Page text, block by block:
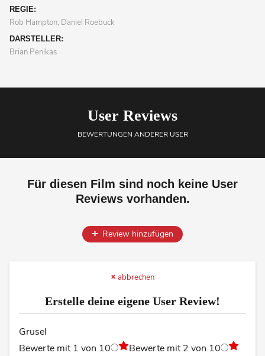
REGIE:
Rob Hampton, Daniel Roebuck
DARSTELLER:
Brian Penikas
User Reviews
BEWERTUNGEN ANDERER USER
Für diesen Film sind noch keine User
Reviews vorhanden.
Review hinzufügen
abbrechen
Erstelle deine eigene User Review!
Grusel
Bewerte mit 1 von 10
Bewerte mit 2 von 10